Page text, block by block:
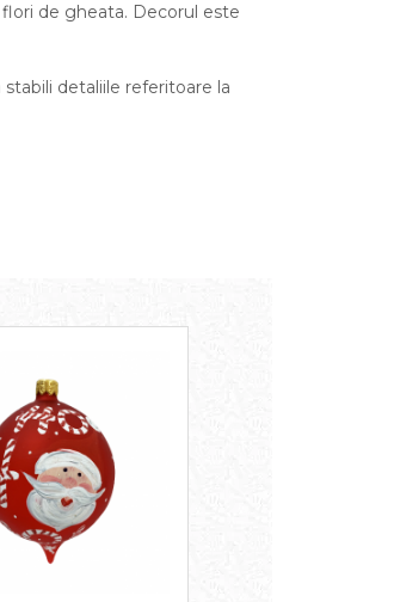
de gheata. Decorul este
detaliile referitoare la